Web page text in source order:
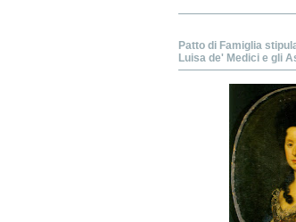
Patto di Famiglia
Luisa de' Medici e gli